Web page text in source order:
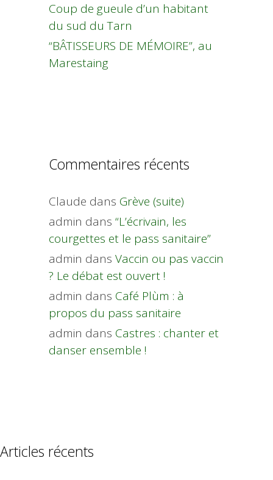
Coup de gueule d’un habitant
du sud du Tarn
“BÂTISSEURS DE MÉMOIRE”, au
Marestaing
Commentaires récents
Claude dans Grève (suite)
admin dans “L’écrivain, les
courgettes et le pass sanitaire”
admin dans Vaccin ou pas vaccin
? Le débat est ouvert !
admin dans Café Plùm : à
propos du pass sanitaire
admin dans Castres : chanter et
danser ensemble !
Articles récents